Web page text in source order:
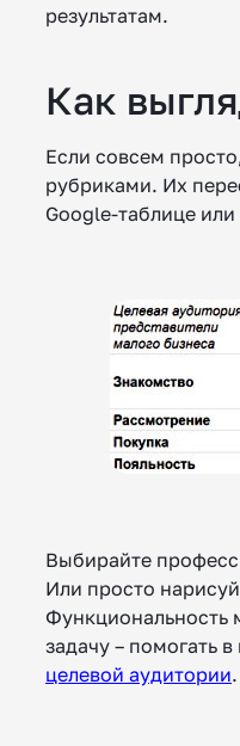
результатам.
Как
Если совсем
рубриками. Их
Google-таблице
Выбирайте
Или просто
Функциональность
задачу – помогать
целевой аудитории.